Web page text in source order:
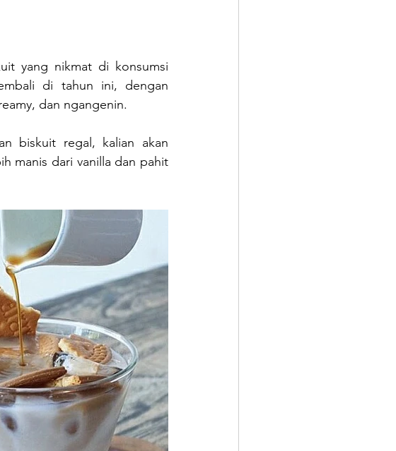
yang nikmat di konsumsi
di tahun ini, dengan
dan ngangenin.
biskuit regal, kalian akan
manis dari vanilla dan pahit